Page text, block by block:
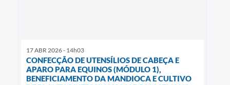
17 ABR 2026 - 14h03
CONFECÇÃO DE UTENSÍLIOS DE CABEÇA E
APARO PARA EQUINOS (MÓDULO 1),
BENEFICIAMENTO DA MANDIOCA E CULTIVO